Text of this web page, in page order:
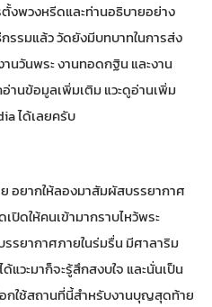
ตั้งพวงหรีดและท่านอธิบายอย่าง
รรมแล้ว วัดยังมีบทบาทในการส่ง
วันพระ งานทอดกฐิน และงาน
านข้อมูลเพิ่มเติม แวะดูอ่านเพิ่ม
ได้เลยครับ
อยากให้ลองมาสัมผัสบรรยากาศ
ปิดให้คนเข้ามากราบไหว้พระ
รยากาศภายในร่มรื่น มีศาลาริม
แวะมาก็จะรู้สึกสงบใจ และนั่นเป็น
กใช้สถานที่นี้สำหรับงานบุญสุดท้าย